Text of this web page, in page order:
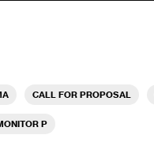
CALL FOR PROPOSAL
P